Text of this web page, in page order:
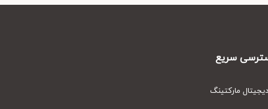
سریع
مارکتینگ